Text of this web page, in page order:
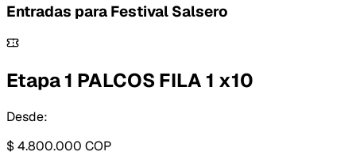
Entradas para Festival Salsero
Etapa 1 PALCOS FILA 1 x10
Desde:
$ 4.800.000 COP